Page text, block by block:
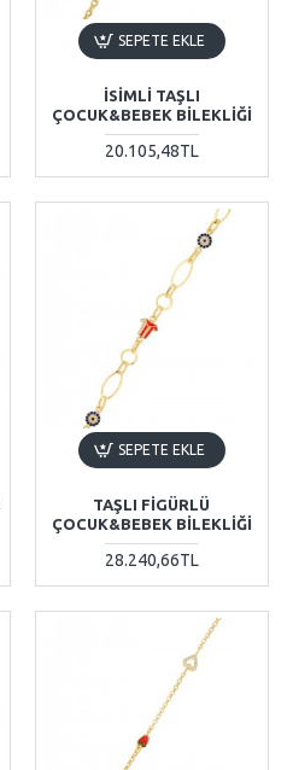
İSIMLI TAŞLI
ÇOCUK&BEBEK BILEKLIĞI
20.105,48TL
SEPETE EKLE
TAŞLI FIGÜRLÜ
ÇOCUK&BEBEK BILEKLIĞI
28.240,66TL
SEPETE EKLE